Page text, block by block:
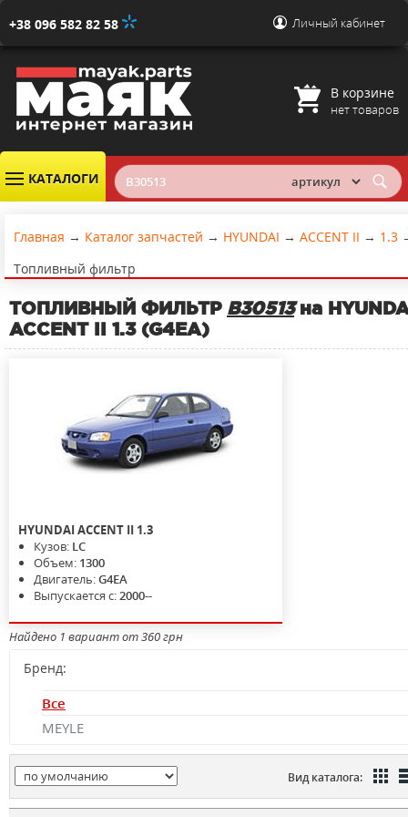
+38 096 582 82 58 Личный кабинет
В корзине
нет товаров
КАТАЛОГИ
Главная → Каталог запчастей → HYUNDAI → ACCENT II → 1.3
Топливный фильтр
ТОПЛИВНЫЙ ФИЛЬТР B30513на
ACCENT II 1.3 (G4EA)
HYUNDAIACCENT II 1.3
Кузов: LC
Объем: 1300
Двигатель:G4EA
Выпускается с:2000--
Найдено 1 вариант от 360 грн
Бренд:
Все
MEYLE
Вид каталога: